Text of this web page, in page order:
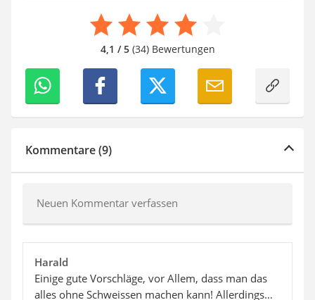
4,1 / 5(34) Bewertungen
Kommentare (9)
Neuen Kommentar verfassen
Harald
Einige gute Vorschläge, vor Allem, dass man das
alles ohne Schweissen machen kann! Allerdings…